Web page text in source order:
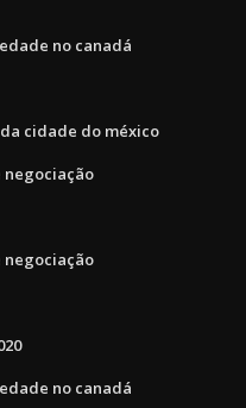
no canadá
cidade do méxico
negociação
negociação
no canadá